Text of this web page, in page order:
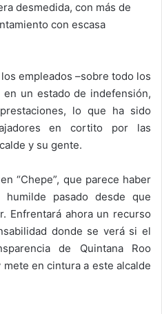
desmedida, con más de
con escasa
empleados –sobre todo los
un estado de indefensión,
lo que ha sido
en cortito por las
y su gente.
“Chepe”, que parece haber
pasado desde que
Enfrentará ahora un recurso
donde se verá si el
de Quintana Roo
en cintura a este alcalde